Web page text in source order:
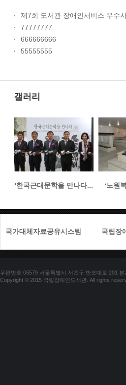
제7회 도서관 장애인서비스 우수
77777777
666666666
55555555
갤러리
'한국근대문학을 만나다... ‘노원
국가대체자료공유시스템 국립장
우편번호 06579 서울특별시 서초구 반포대로 201
Copyright © 2015 국립장애인도서관. All rights